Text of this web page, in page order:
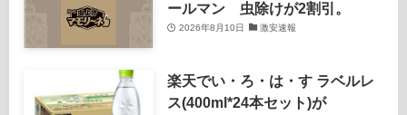
ールマン 虫除けが2割引。
2026年8月10日 激安速報
楽天でい・ろ・は・す ラベルレ
ス(400ml*24本セット)が